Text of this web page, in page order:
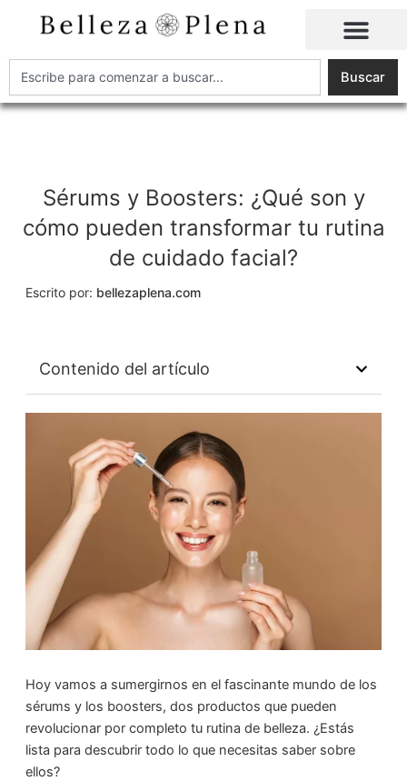
Buscar
Sérums y Boosters: ¿Qué son y
cómo pueden transformar tu rutina
de cuidado facial?
Escrito por: bellezaplena.com
Contenido del artículo
Hoy vamos a sumergirnos en el fascinante mundo de los
sérums y los boosters, dos productos que pueden
revolucionar por completo tu rutina de belleza. ¿Estás
lista para descubrir todo lo que necesitas saber sobre
ellos?